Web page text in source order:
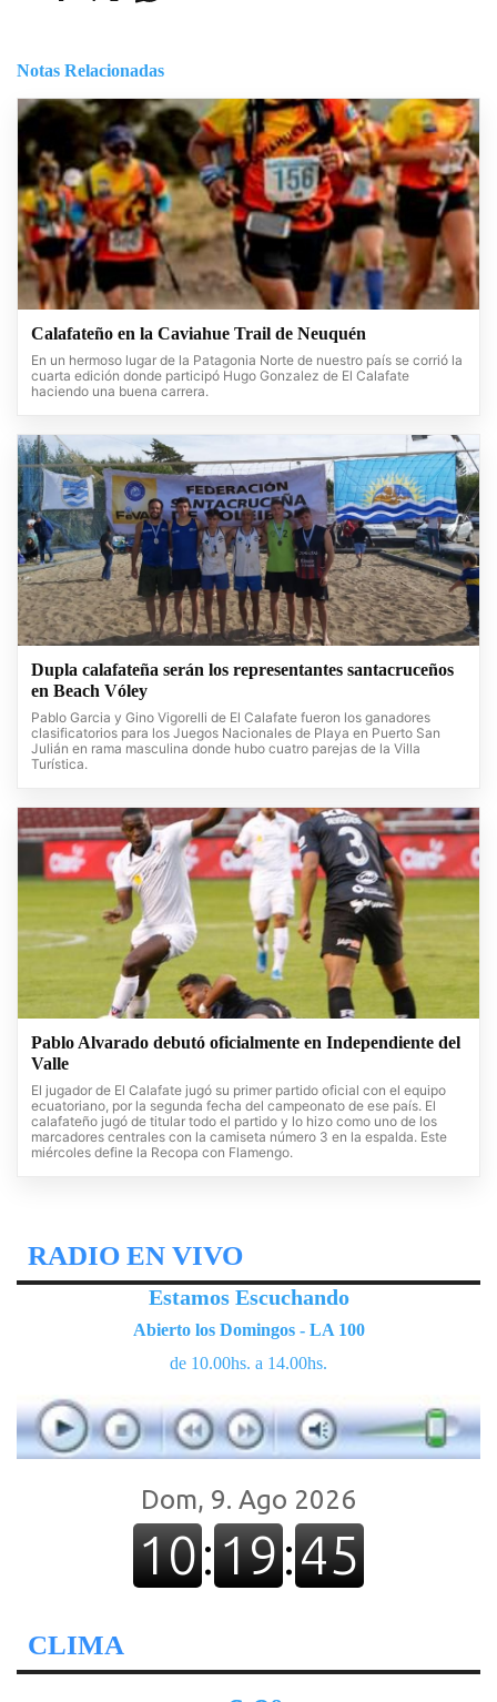
Notas Relacionadas
Calafateño en la Caviahue Trail de Neuquén
En un hermoso lugar de la Patagonia Norte de nuestro país se corrió la
cuarta edición donde participó Hugo Gonzalez de El Calafate
haciendo una buena carrera.
Dupla calafateña serán los representantes santacruceños
en Beach Vóley
Pablo Garcia y Gino Vigorelli de El Calafate fueron los ganadores
clasificatorios para los Juegos Nacionales de Playa en Puerto San
Julián en rama masculina donde hubo cuatro parejas de la Villa
Turística.
Pablo Alvarado debutó oficialmente en Independiente del
Valle
El jugador de El Calafate jugó su primer partido oficial con el equipo
ecuatoriano, por la segunda fecha del campeonato de ese país. El
calafateño jugó de titular todo el partido y lo hizo como uno de los
marcadores centrales con la camiseta número 3 en la espalda. Este
miércoles define la Recopa con Flamengo.
RADIO EN VIVO
Estamos Escuchando
Abierto los Domingos - LA 100
de 10.00hs. a 14.00hs.
CLIMA